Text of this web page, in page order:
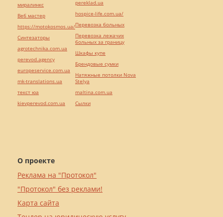
О проекте
Реклама на "Протокол"
"Протокол" без реклами!
Карта сайта
миралинкс
Веб мастер
https://motokosmos.ua/
Синтезаторы
agrotechnika.com.ua
perevod.agency
europeservice.com.ua
mk-translations.ua
текст юа
kievperevod.com.ua
pereklad.ua
hospice-life.com.ua/
Перевозка больных
Перевозка лежачих
больных за границу
Шкафы купе
Брендовые сумки
Натяжные потолки Nova
Stelya
maltina.com.ua
Cылки